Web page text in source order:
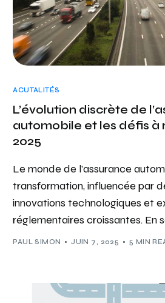
ACUTALITÉS
L’évolution discrète de
automobile et les défis à
2025
Le monde de l’assurance
transformation, influencée par
innovations technologiques et
réglementaires croissantes. En
PAUL SIMON JUIN 7, 2025 5 MIN